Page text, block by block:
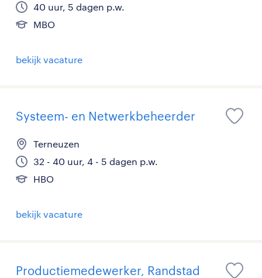
40 uur, 5 dagen p.w.
MBO
bekijk vacature
Systeem- en Netwerkbeheerder
Terneuzen
32 - 40 uur, 4 - 5 dagen p.w.
HBO
bekijk vacature
Productiemedewerker, Randstad